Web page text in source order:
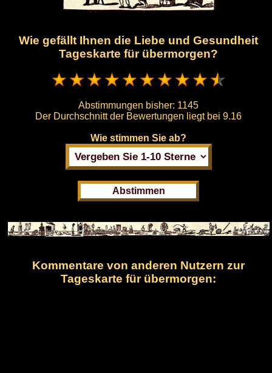
Wie gefällt Ihnen die Liebe und Gesundheit
Tageskarte für übermorgen?
Abstimmungen bisher: 1145
Der Durchschnitt der Bewertungen liegt bei 9.16
Wie stimmen Sie ab?
Kommentare von anderen Nutzern zur
Tageskarte für übermorgen: